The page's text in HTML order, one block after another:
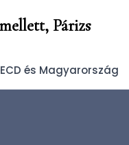
Párizs
és Magyarország